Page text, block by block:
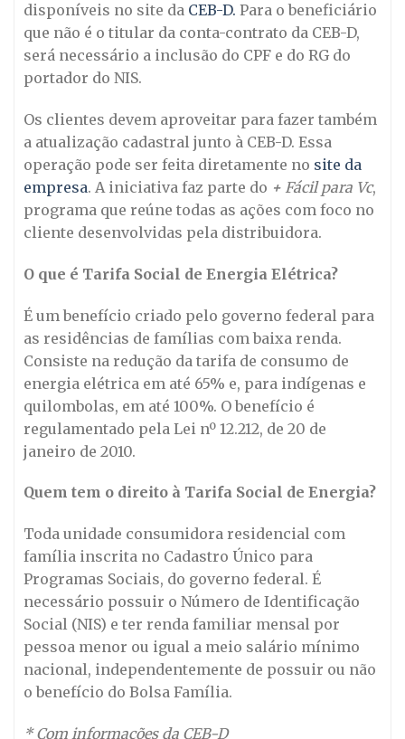
disponíveis no site da CEB-D. Para o beneficiário
que não é o titular da conta-contrato da CEB-D,
será necessário a inclusão do CPF e do RG do
portador do NIS.
Os clientes devem aproveitar para fazer também
a atualização cadastral junto à CEB-D. Essa
operação pode ser feita diretamente no site da
empresa. A iniciativa faz parte do + Fácil para Vc,
programa que reúne todas as ações com foco no
cliente desenvolvidas pela distribuidora.
O que é Tarifa Social de Energia Elétrica?
É um benefício criado pelo governo federal para
as residências de famílias com baixa renda.
Consiste na redução da tarifa de consumo de
energia elétrica em até 65% e, para indígenas e
quilombolas, em até 100%. O benefício é
regulamentado pela Lei nº 12.212, de 20 de
janeiro de 2010.
Quem tem o direito à Tarifa Social de Energia?
Toda unidade consumidora residencial com
família inscrita no Cadastro Único para
Programas Sociais, do governo federal. É
necessário possuir o Número de Identificação
Social (NIS) e ter renda familiar mensal por
pessoa menor ou igual a meio salário mínimo
nacional, independentemente de possuir ou não
o benefício do Bolsa Família.
* Com informações da CEB-D